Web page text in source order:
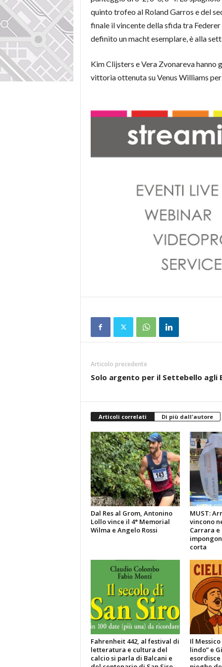
quinto trofeo al Roland Garros e del
finale il vincente della sfida tra
definito un macht esemplare, è alla
Kim Clijsters e Vera Zvonareva
vittoria ottenuta su Venus Williams
Articolo precedente
Solo argento per il Settebello agli
Articoli correlati Di più dall'autore
Dal Res al Grom, Antonino
Lollo vince il 4° Memorial
Wilma e Angelo Rossi
MUST:
vincono
Carrara
corta
Fahrenheit 442, al festival di
letteratura e cultura del
calcio si parla di Balcani e
Il
lindo” e
esordisce